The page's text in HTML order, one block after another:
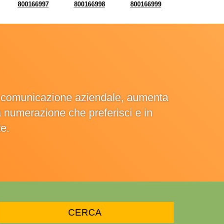
800166997 800166998 800166999
aziendale, aumenta
che preferisci e in